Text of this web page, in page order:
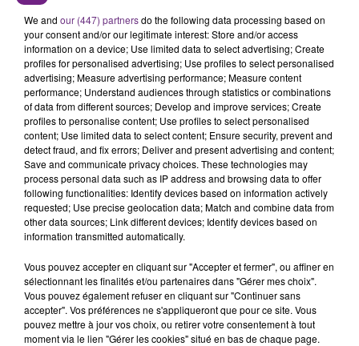
FIL D'ACTU
We and our (447) partnersdo the following data processing based on
your consent and/or our legitimate interest: Store and/or access
information on a device; Use limited data to select advertising; Create
profiles for personalised advertising; Use profiles to select personalised
advertising; Measure advertising performance; Measure content
performance; Understand audiences through statistics or combinations
of data from different sources; Develop and improve services; Create
profiles to personalise content; Use profiles to select personalised
content; Use limited data to select content; Ensure security, prevent and
detect fraud, and fix errors; Deliver and present advertising and content;
Save and communicate privacy choices. These technologies may
process personal data such as IP address and browsing data to offer
following functionalities: Identify devices based on information actively
requested; Use precise geolocation data; Match and combine data from
other data sources; Link different devices; Identify devices based on
information transmitted automatically.
Vous pouvez accepter en cliquant sur "Accepter et fermer", ou affiner en
sélectionnant les finalités et/ou partenaires dans "Gérer mes choix".
Vous pouvez également refuser en cliquant sur "Continuer sans
accepter". Vos préférences ne s'appliqueront que pour ce site. Vous
pouvez mettre à jour vos choix, ou retirer votre consentement à tout
moment via le lien "Gérer les cookies" situé en bas de chaque page.